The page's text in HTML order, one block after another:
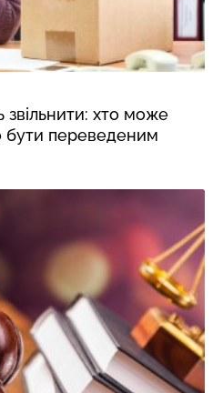
звільнити: хто може
бути переведеним